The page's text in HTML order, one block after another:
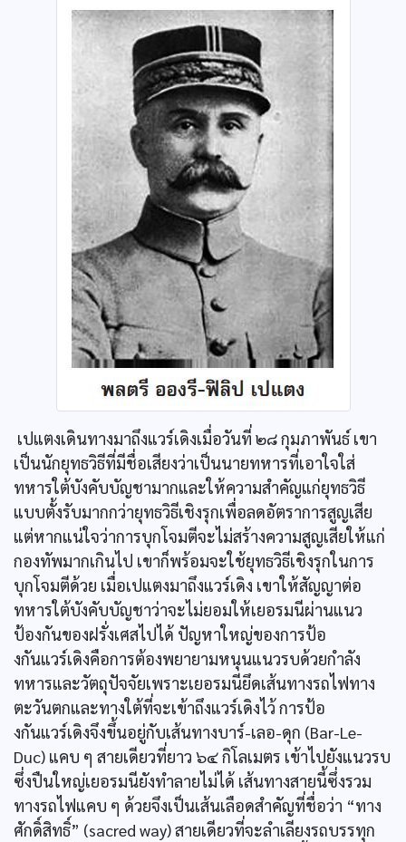
เปแตงเดินทางมาถึงแวร์เดิงเมื่อวันที่ ๒๘ กุมภาพันธ์ เขา
เป็นนักยุทธวิธีที่มีชื่อเสียงว่าเป็นนายทหารที่เอาใจใส่
ทหารใต้บังคับบัญชามากและให้ความสำคัญแก่ยุทธวิธี
แบบตั้งรับมากกว่ายุทธวิธีเชิงรุกเพื่อลดอัตราการสูญเสีย
แต่หากแน่ใจว่าการบุกโจมตีจะไม่สร้างความสูญเสียให้แก่
กองทัพมากเกินไป เขาก็พร้อมจะใช้ยุทธวิธีเชิงรุกในการ
บุกโจมตีด้วย เมื่อเปแตงมาถึงแวร์เดิง เขาให้สัญญาต่อ
ทหารใต้บังคับบัญชาว่าจะไม่ยอมให้เยอรมนีผ่านแนว
ป้องกันของฝรั่งเศสไปได้ ปัญหาใหญ่ของการป้อ
งกันแวร์เดิงคือการต้องพยายามหนุนแนวรบด้วยกำลัง
ทหารและวัตถุปัจจัยเพราะเยอรมนียึดเส้นทางรถไฟทาง
ตะวันตกและทางใต้ที่จะเข้าถึงแวร์เดิงไว้ การป้อ
งกันแวร์เดิงจึงขึ้นอยู่กับเส้นทางบาร์-เลอ-ดุก (Bar-Le-
Duc) แคบ ๆ สายเดียวที่ยาว ๖๔ กิโลเมตร เข้าไปยังแนวรบ
ซึ่งปืนใหญ่เยอรมนียังทำลายไม่ได้ เส้นทางสายนี้ซึ่งรวม
ทางรถไฟแคบ ๆ ด้วยจึงเป็นเส้นเลือดสำคัญที่ชื่อว่า “ทาง
ศักดิ์สิทธิ์” (sacred way) สายเดียวที่จะลำเลียงรถบรรทุก